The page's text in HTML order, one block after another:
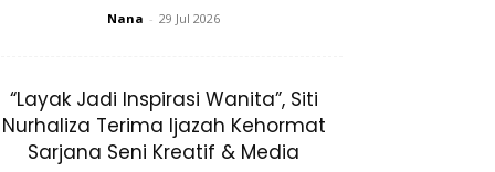
Nana - 29 Jul 2026
“Layak Jadi Inspirasi Wanita”, Siti
Nurhaliza Terima Ijazah Kehormat
Sarjana Seni Kreatif & Media